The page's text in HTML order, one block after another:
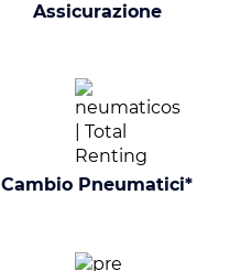
Assicurazione
Cambio Pneumatici*